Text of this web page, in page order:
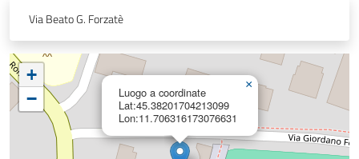
Via Beato G. Forzatè
Luogo a coordinate
Lat:45.38201704213099
Lon:11.706316173076631
×
+
−